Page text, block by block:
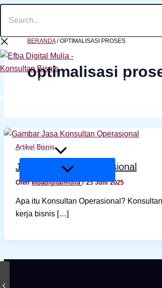
ke
konten
Search...
Konsultan Bisnis, Marketing, Keuangan dan
PT. EFBA DIGITAL MULIA
BERANDA
ARTIKEL
TENTANG
BERANDA/OPTIMALISASI PROSES
optimalisasi
Artikel Bisnis
Jasa Konsultan Operasional
Olehefbadigitalmulia/23 Juni 2025
Apa itu Konsultan Operasional?
kerja bisnis […]